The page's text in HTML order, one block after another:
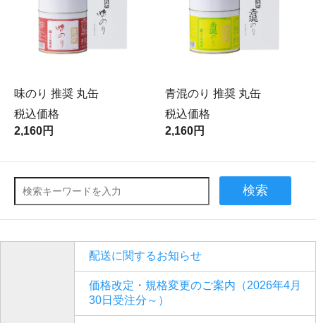
味のり 推奨 丸缶
税込価格
2,160円
青混のり 推奨 丸缶
税込価格
2,160円
検索
配送に関するお知らせ
価格改定・規格変更のご案内（2026年4月
30日受注分～）